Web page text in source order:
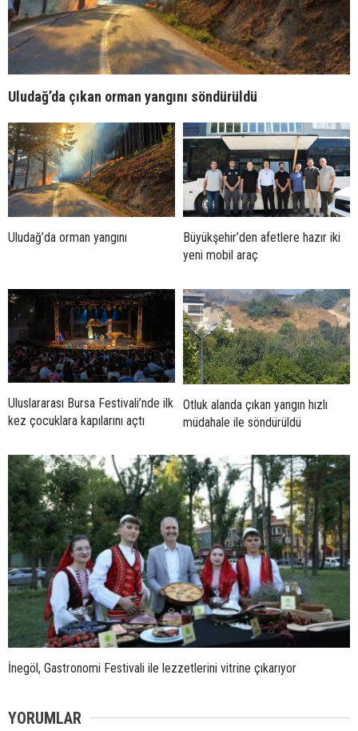
Uludağ’da çıkan orman yangını söndürüldü
Uludağ’da orman yangını
Büyükşehir’den afetlere hazır iki
yeni mobil araç
Uluslararası Bursa Festivali’nde ilk
kez çocuklara kapılarını açtı
Otluk alanda çıkan yangın hızlı
müdahale ile söndürüldü
İnegöl, Gastronomi Festivali ile lezzetlerini vitrine çıkarıyor
YORUMLAR